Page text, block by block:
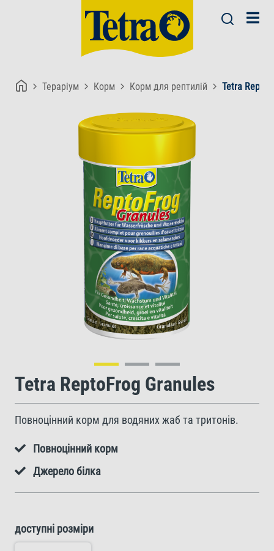
Тераріум Корм Корм для рептилій Tetra
Tetra ReptoFrog Granules
Повноцінний корм для водяних жаб та тритонів.
Повноцінний корм
Джерело білка
доступні розміри